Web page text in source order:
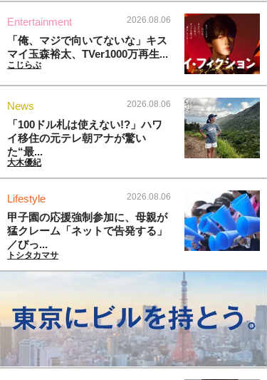
Entertainment 2026.08.06
「俺、マジで向いてないな」キス
マイ玉森裕太、TVer1000万再生...
こじらぶ
News 2026.08.06
「100ドル札は使えない!?」ハワ
イ移住の元テレ朝アナが驚い
た“最...
大木優紀
Lifestyle 2026.08.06
甲子園の応援強制参加に、母親が
猛クレーム「ネットで告発する」
／びっ...
トシタカマサ